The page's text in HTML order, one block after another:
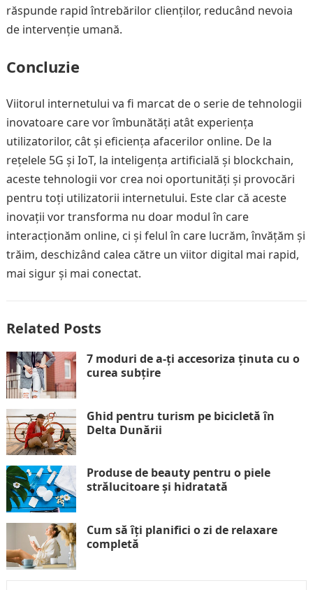
răspunde rapid întrebărilor clienților, reducând nevoia
de intervenție umană.
Concluzie
Viitorul internetului va fi marcat de o serie de tehnologii
inovatoare care vor îmbunătăți atât experiența
utilizatorilor, cât și eficiența afacerilor online. De la
rețelele 5G și IoT, la inteligența artificială și blockchain,
aceste tehnologii vor crea noi oportunități și provocări
pentru toți utilizatorii internetului. Este clar că aceste
inovații vor transforma nu doar modul în care
interacționăm online, ci și felul în care lucrăm, învățăm și
trăim, deschizând calea către un viitor digital mai rapid,
mai sigur și mai conectat.
Related Posts
7 moduri de a-ți accesoriza ținuta cu o
curea subțire
Ghid pentru turism pe bicicletă în
Delta Dunării
Produse de beauty pentru o piele
strălucitoare și hidratată
Cum să îți planifici o zi de relaxare
completă